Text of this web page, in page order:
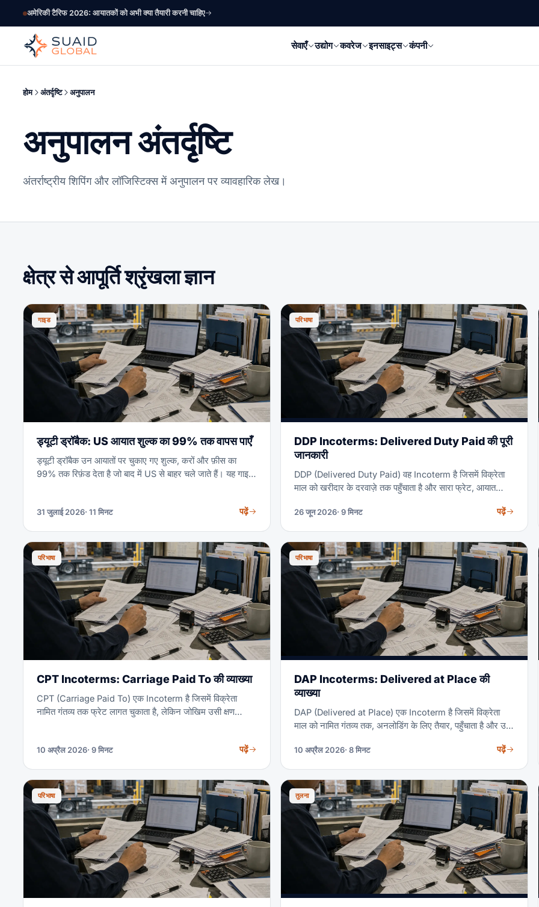
अमेरिकी टैरिफ 2026: आयातकों को अभी क्या तैयारी करनी चाहिए
सेवाएँ उद्योग कवरेज इनसाइट्स कंपनी
होम अंतर्दृष्टि अनुपालन
अनुपालन अंतर्दृष्टि
अंतर्राष्ट्रीय शिपिंग और लॉजिस्टिक्स में अनुपालन पर व्यावहारिक लेख।
क्षेत्र से आपूर्ति श्रृंखला ज्ञान
गाइड
ड्यूटी ड्रॉबैक: US आयात शुल्क का 99% तक वापस पाएँ
ड्यूटी ड्रॉबैक उन आयातों पर चुकाए गए शुल्क, करों और फ़ीस का
99% तक रिफ़ंड देता है जो बाद में US से बाहर चले जाते हैं। यह गाइड
करते हैं।
31 जुलाई 2026· 11 मिनट पढ़ें
परिभाषा
DDP Incoterms: Delivered Duty Paid की पूरी
जानकारी
DDP (Delivered Duty Paid) वह Incoterm है जिसमें विक्रेता
माल को खरीदार के दरवाज़े तक पहुँचाता है और सारा फ्रेट, आयात
यह गाइड DDP की ज़िम्मेदारियाँ, एक वास्तविक लागत उदाहरण, DDP
समझाती है।
26 जून 2026· 9 मिनट पढ़ें
परिभाषा
CPT Incoterms: Carriage Paid To की व्याख्या
CPT (Carriage Paid To) एक Incoterm है जिसमें विक्रेता
नामित गंतव्य तक फ्रेट लागत चुकाता है, लेकिन जोखिम उसी क्षण
अनोखा बनाता है — और सबसे ज़्यादा भ्रम भी यही पैदा करता है। यह
या DAP से बेहतर है — सब कवर करती है।
10 अप्रैल 2026· 9 मिनट पढ़ें
परिभाषा
DAP Incoterms: Delivered at Place की
व्याख्या
DAP (Delivered at Place) एक Incoterm है जिसमें विक्रेता
माल को नामित गंतव्य तक, अनलोडिंग के लिए तैयार, पहुँचाता है और उस
कस्टम्स क्लीयरेंस, ड्यूटी, करों और अनलोडिंग के लिए जिम्मेदार है।
क्योंकि यह खरीदारों को लगभग-डिलीवर्ड मूल्य देता है और साथ ही उन्हें
अपनी कस्टम्स प्रक्रिया पर नियंत्रण भी रखने देता है।
10 अप्रैल 2026· 8 मिनट पढ़ें
परिभाषा तुलना